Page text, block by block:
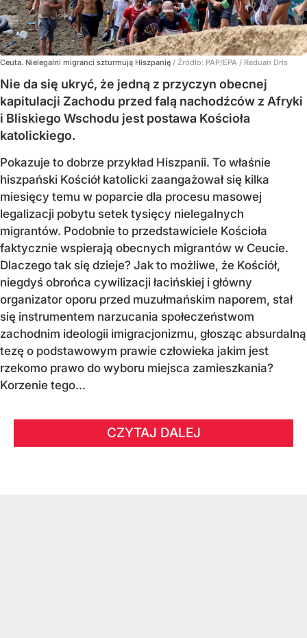
Ceuta. Nielegalni migranci szturmują Hiszpanię / Źródło: PAP/EPA / Reduan Dris
Nie da się ukryć, że jedną z przyczyn obecnej
kapitulacji Zachodu przed falą nachodźców z Afryki
i Bliskiego Wschodu jest postawa Kościoła
katolickiego.
Pokazuje to dobrze przykład Hiszpanii. To właśnie
hiszpański Kościół katolicki zaangażował się kilka
miesięcy temu w poparcie dla procesu masowej
legalizacji pobytu setek tysięcy nielegalnych
migrantów. Podobnie to przedstawiciele Kościoła
faktycznie wspierają obecnych migrantów w Ceucie.
Dlaczego tak się dzieje? Jak to możliwe, że Kościół,
niegdyś obrońca cywilizacji łacińskiej i główny
organizator oporu przed muzułmańskim naporem, stał
się instrumentem narzucania społeczeństwom
zachodnim ideologii imigracjonizmu, głosząc absurdalną
tezę o podstawowym prawie człowieka jakim jest
rzekomo prawo do wyboru miejsca zamieszkania?
Korzenie tego...
CZYTAJ DALEJ